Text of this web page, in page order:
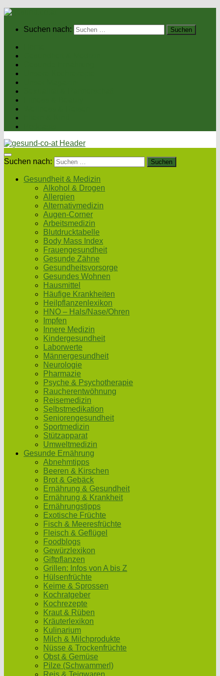
Suchen nach:
Suchen nach:
Gesundheit & Medizin
Alkohol & Drogen
Allergien
Alternativmedizin
Augen-Corner
Arbeitsmedizin
Blutdrucktabelle
Body Mass Index
Frauengesundheit
Gesunde Zähne
Gesundheitsvorsorge
Gesundes Wohnen
Hausmittel
Häufige Krankheiten
Heilpflanzenlexikon
HNO – Hals/Nase/Ohren
Impfen
Innere Medizin
Kindergesundheit
Laborwerte
Männergesundheit
Neurologie
Pharmazie
Psyche & Psychotherapie
Raucherentwöhnung
Reisemedizin
Selbstmedikation
Seniorengesundheit
Sportmedizin
Stützapparat
Umweltmedizin
Gesunde Ernährung
Abnehmtipps
Beeren & Kirschen
Brot & Gebäck
Ernährung & Gesundheit
Ernährung & Krankheit
Ernährungstipps
Exotische Früchte
Fisch & Meeresfrüchte
Fleisch & Geflügel
Foodblogs
Gewürzlexikon
Giftpflanzen
Grillen: Infos von A bis Z
Hülsenfrüchte
Keime & Sprossen
Kochratgeber
Kochrezepte
Kraut & Rüben
Kräuterlexikon
Kulinarium
Milch & Milchprodukte
Nüsse & Trockenfrüchte
Obst & Gemüse
Pilze (Schwammerl)
Reis & Teigwaren